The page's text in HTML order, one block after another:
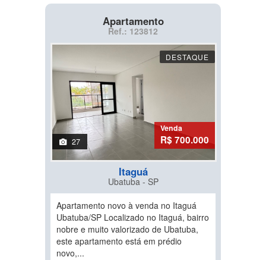
Apartamento
Ref.: 123812
DESTAQUE
27
Venda
R$ 700.000
Itaguá
Ubatuba - SP
Apartamento novo à venda no Itaguá
Ubatuba/SP Localizado no Itaguá, bairro
nobre e muito valorizado de Ubatuba,
este apartamento está em prédio
novo,...